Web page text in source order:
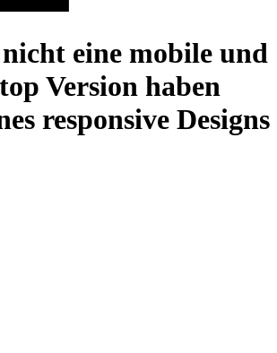
eine mobile und
Version haben
responsive Designs